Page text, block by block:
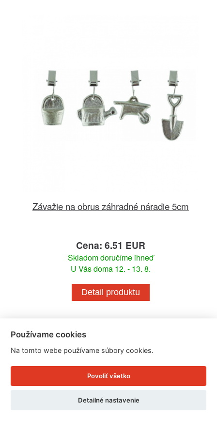
Závažie na obrus záhradné náradie 5cm
Cena: 6.51 EUR
Skladom doručíme ihneď
U Vás doma 12. - 13. 8.
Detail produktu
Používame cookies
Na tomto webe používame súbory cookies.
Povoliť všetko
Detailné nastavenie